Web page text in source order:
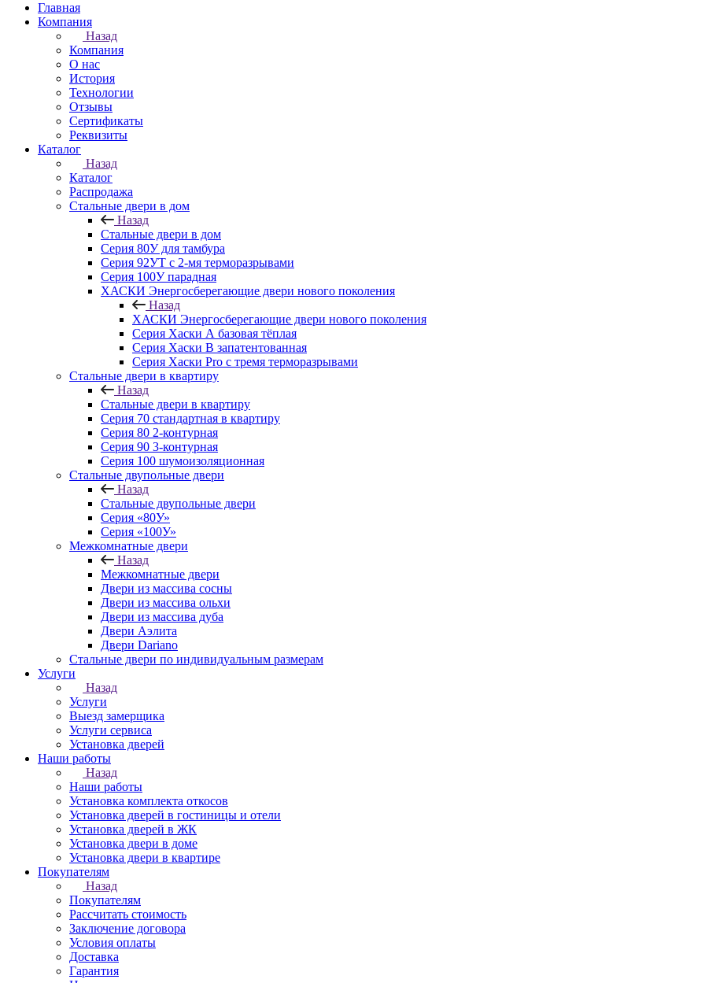
Главная
Компания
Назад
Компания
О нас
История
Технологии
Отзывы
Cертификаты
Реквизиты
Каталог
Назад
Каталог
Распродажа
Стальные двери в дом
Назад
Стальные двери в дом
Серия 80У для тамбура
Серия 92УТ с 2-мя терморазрывами
Серия 100У парадная
ХАСКИ Энергосберегающие двери нового поколения
Назад
ХАСКИ Энергосберегающие двери нового поколения
Серия Хаски А базовая тёплая
Серия Хаски B запатентованная
Серия Хаски Pro с тремя терморазрывами
Стальные двери в квартиру
Назад
Стальные двери в квартиру
Серия 70 стандартная в квартиру
Серия 80 2-контурная
Серия 90 3-контурная
Серия 100 шумоизоляционная
Стальные двупольные двери
Назад
Стальные двупольные двери
Серия «80У»
Серия «100У»
Межкомнатные двери
Назад
Межкомнатные двери
Двери из массива сосны
Двери из массива ольхи
Двери из массива дуба
Двери Аэлита
Двери Dariano
Стальные двери по индивидуальным размерам
Услуги
Назад
Услуги
Выезд замерщика
Услуги сервиса
Установка дверей
Наши работы
Назад
Наши работы
Установка комплекта откосов
Установка дверей в гостиницы и отели
Установка дверей в ЖК
Установка двери в доме
Установка двери в квартире
Покупателям
Назад
Покупателям
Рассчитать стоимость
Заключение договора
Условия оплаты
Доставка
Гарантия